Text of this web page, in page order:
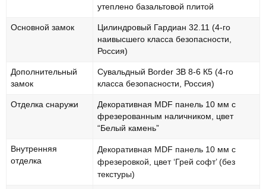
утеплено базальтовой плитой
Основной замок
Цилиндровый Гардиан 32.11 (4-го
наивысшего класса безопасности,
Россия)
Дополнительный
замок
Сувальдный Border ЗВ 8-6 К5 (4-го
класса безопасности, Россия)
Отделка снаружи
Декоративная MDF панель 10 мм с
фрезерованным наличником, цвет
“Белый камень”
Внутренняя
отделка
Декоративная MDF панель 10 мм с
фрезеровкой, цвет ‘Грей софт’ (без
текстуры)